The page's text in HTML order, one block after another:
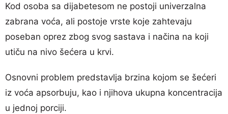
Kod osoba sa dijabetesom ne postoji univerzalna
zabrana voća, ali postoje vrste koje zahtevaju
poseban oprez zbog svog sastava i načina na koji
utiču na nivo šećera u krvi.
Osnovni problem predstavlja brzina kojom se šećeri
iz voća apsorbuju, kao i njihova ukupna koncentracija
u jednoj porciji.